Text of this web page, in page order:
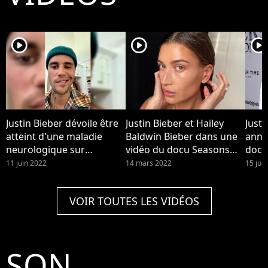
player2
Justin Bieber dévoile être
atteint d'une maladie
neurologique sur
Instagram le vendredi 10
11 juin 2022
player2
Justin Bieber et Hailey
Baldwin Bieber dans une
vidéo du docu Seasons
dispo sur YouTube. Hailey
après un caillot cérébral,
avec des symptômes
similaires à un AVC, elle
14 mars 2022
player2
15
VOIR TOUTES LES VIDÉOS